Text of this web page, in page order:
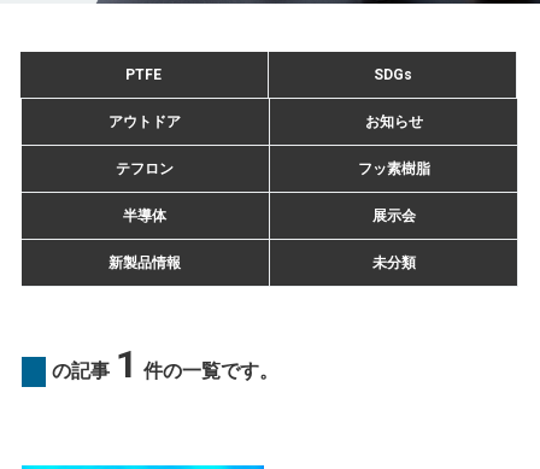
PTFE SDGs
アウトドア お知らせ
テフロン フッ素樹脂
半導体 展示会
新製品情報 未分類
の記事 1 件の一覧です。